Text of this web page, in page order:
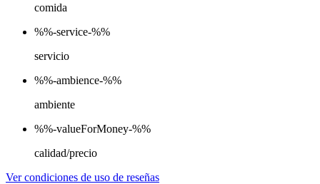
comida
%%-service-%%
servicio
%%-ambience-%%
ambiente
%%-valueForMoney-%%
calidad/precio
Ver condiciones de uso de reseñas